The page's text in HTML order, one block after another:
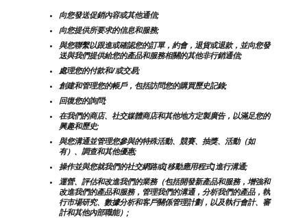
向您發送促銷內容或其他通信;
向您提供所要求的信息和服務;
與您聯繫以跟進或確認您的訂單，約會，退貨或退款，並向您發
送與我們提供給您的產品和服務相關的其他非行銷通信;
處理您的付款和/或交易;
創建和管理您的帳戶，包括訪問您的購買歷史記錄;
回復您的詢問;
在我們的商店、社交媒體商店和其他地方定製廣告，以滿足您的
興趣和歷史;
與您溝通並管理您參與的特殊活動、競賽、抽獎、活動（如
有）、調查和其他優惠;
操作並與您就我們的社交網路或[移動應用程式]進行溝通;
運營、評估和改進我們的業務（包括開發新產品和服務，增強和
改進我們的產品和服務，管理我們的溝通，分析我們的產品，執
行市場研究、數據分析和客戶關係管理計劃，以及執行會計、審
計和其他內部職能）;